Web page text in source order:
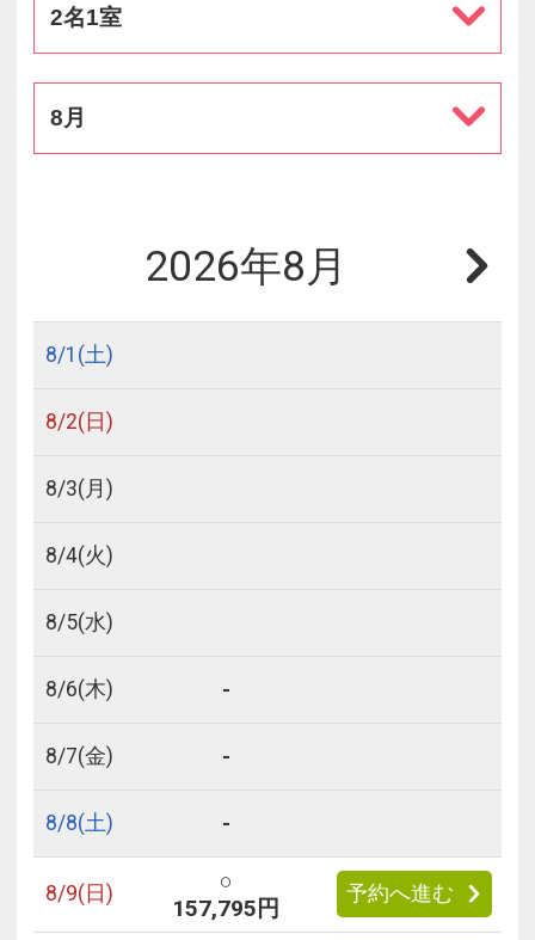
2名1室
8月
2026年8月
8/1 (土)
8/2(日)
8/3(月)
8/4(火)
8/5(水)
8/6(木) -
8/7(金) -
8/8(土) -
8/9(日)
○
157,795円
予約へ進む